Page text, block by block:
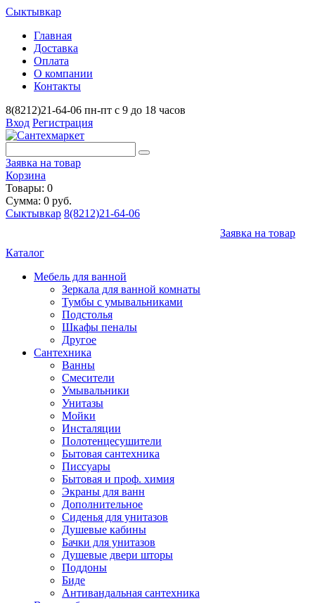
Сыктывкар
Главная
Доставка
Оплата
О компании
Контакты
8(8212)21-64-06 пн-пт с 9 до 18 часов
Вход Регистрация
Заявка на товар
Корзина
Товары: 0
Сумма: 0 руб.
Сыктывкар 8(8212)21-64-06
Заявка на товар
Каталог
Мебель для ванной
Зеркала для ванной комнаты
Тумбы с умывальниками
Подстолья
Шкафы пеналы
Другое
Сантехника
Ванны
Смесители
Умывальники
Унитазы
Мойки
Инсталяции
Полотенцесушители
Бытовая сантехника
Писсуары
Бытовая и проф. химия
Экраны для ванн
Дополнительное
Сиденья для унитазов
Душевые кабины
Бачки для унитазов
Душевые двери шторы
Поддоны
Биде
Антивандальная сантехника